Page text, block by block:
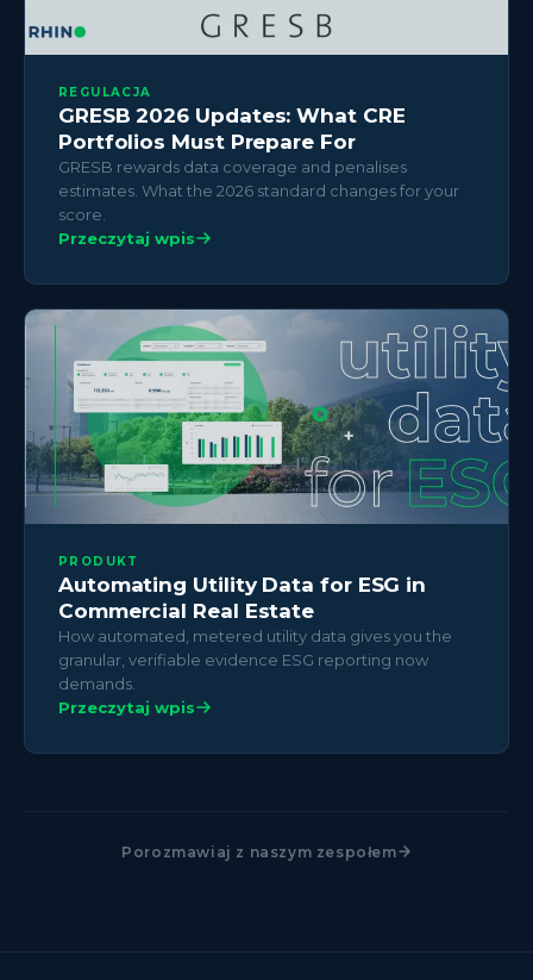
REGULACJA
GRESB 2026 Updates: What CRE
Portfolios Must Prepare For
GRESB rewards data coverage and penalises
estimates. What the 2026 standard changes for your
score.
Przeczytaj wpis
PRODUKT
Automating Utility Data for ESG in
Commercial Real Estate
How automated, metered utility data gives you the
granular, verifiable evidence ESG reporting now
demands.
Przeczytaj wpis
Porozmawiaj z naszym zespołem